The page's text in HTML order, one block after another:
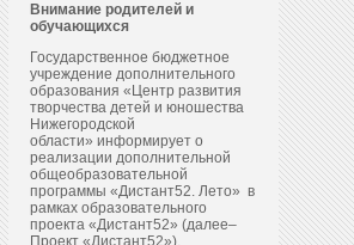
Внимание родителей и
обучающихся
Государственное бюджетное
учреждение дополнительного
образования «Центр развития
творчества детей и юношества
Нижегородской
области» информирует о
реализации дополнительной
общеобразовательной
программы «Дистант52. Лето» в
рамках образовательного
проекта «Дистант52» (далее–
Проект «Дистант52»).